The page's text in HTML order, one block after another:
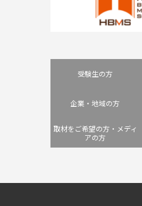
受験生の方
企業・地域の方
取材をご希望の方・メディ
アの方